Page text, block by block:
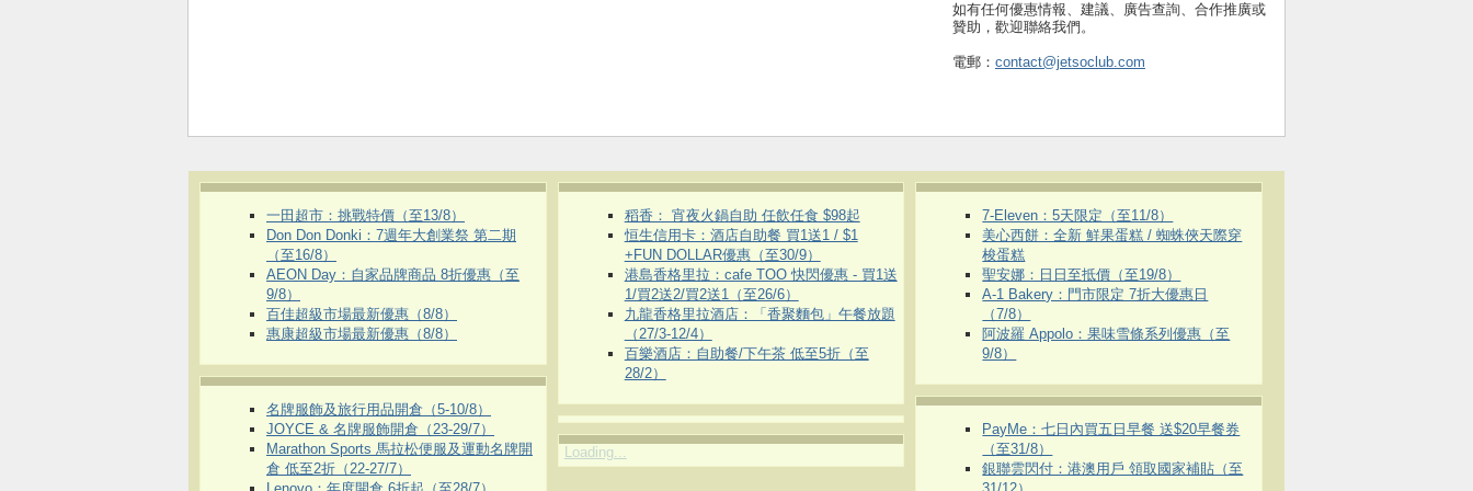
如有任何優惠情報、建議、廣告查詢、合作推廣或
贊助，歡迎聯絡我們。
電郵： contact@jetsoclub.com
一田超市：挑戰特價（至13/8）
Don Don Donki：7週年大創業祭 第二期
（至16/8）
AEON Day：自家品牌商品 8折優惠（至
9/8）
百佳超級市場最新優惠（8/8）
惠康超級市場最新優惠（8/8）
名牌服飾及旅行用品開倉（5-10/8）
JOYCE & 名牌服飾開倉（23-29/7）
Marathon Sports 馬拉松便服及運動名牌開
倉 低至2折（22-27/7）
稻香： 宵夜火鍋自助 任飲任食 $98起
恒生信用卡：酒店自助餐 買1送1 / $1
+FUN DOLLAR優惠（至30/9）
港島香格里拉：cafe TOO 快閃優惠 - 買1送
1/買2送2/買2送1（至26/6）
九龍香格里拉酒店：「香聚麵包」午餐放題
（27/3-12/4）
百樂酒店：自助餐/下午茶 低至5折（至
28/2）
Loading...
7-Eleven：5天限定（至11/8）
美心西餅：全新 鮮果蛋糕 / 蜘蛛俠天際穿
梭蛋糕
聖安娜：日日至抵價（至19/8）
A-1 Bakery：門市限定 7折大優惠日
（7/8）
阿波羅 Appolo：果味雪條系列優惠（至
9/8）
PayMe：七日內買五日早餐 送$20早餐券
（至31/8）
銀聯雲閃付：港澳用戶 領取國家補貼（至